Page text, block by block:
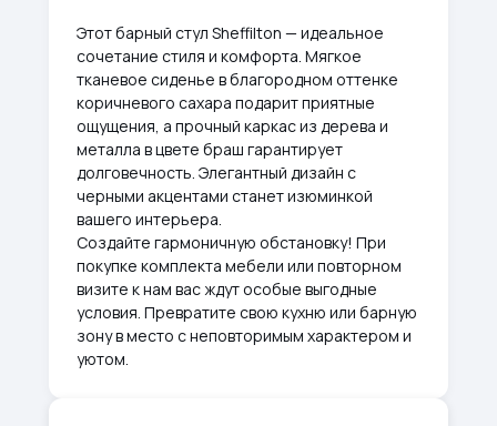
Этот барный стул Sheffilton — идеальное
сочетание стиля и комфорта. Мягкое
тканевое сиденье в благородном оттенке
коричневого сахара подарит приятные
ощущения, а прочный каркас из дерева и
металла в цвете браш гарантирует
долговечность. Элегантный дизайн с
черными акцентами станет изюминкой
вашего интерьера.
Создайте гармоничную обстановку! При
покупке комплекта мебели или повторном
визите к нам вас ждут особые выгодные
условия. Превратите свою кухню или барную
зону в место с неповторимым характером и
уютом.